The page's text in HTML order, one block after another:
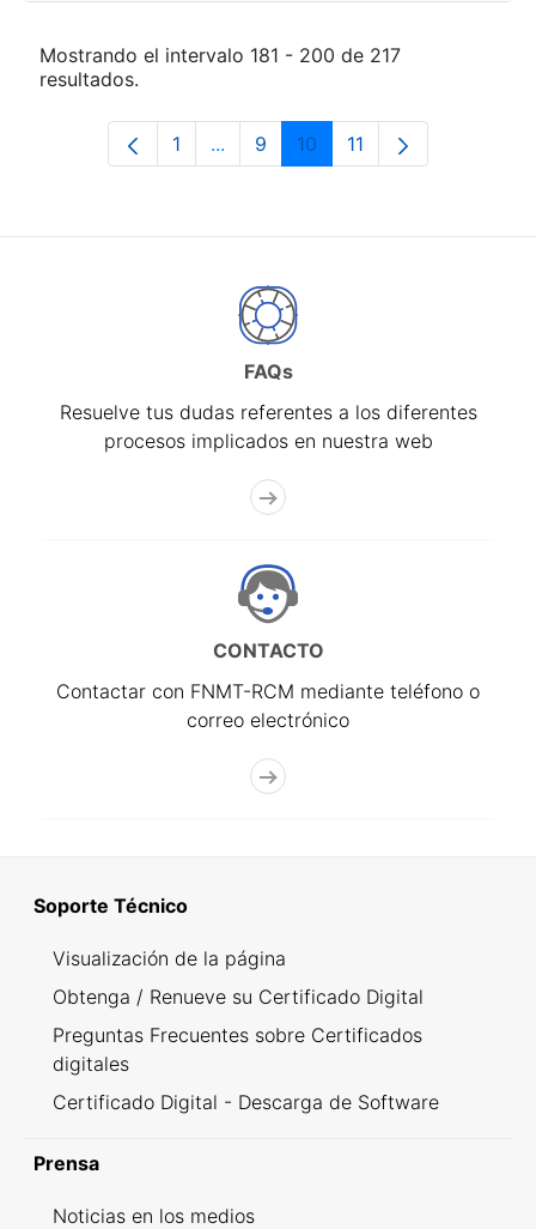
Mostrando el intervalo 181 - 200 de 217
resultados.
Página
1 ...Páginas intermedias Use TAB para
Página
9 Página
10 Página
11
FAQs
Resuelve tus dudas referentes a los diferentes
procesos implicados en nuestra web
CONTACTO
Contactar con FNMT-RCM mediante teléfono o
correo electrónico
Soporte Técnico
Visualización de la página
Obtenga / Renueve su Certificado Digital
Preguntas Frecuentes sobre Certificados
digitales
Certificado Digital - Descarga de Software
Prensa
Noticias en los medios